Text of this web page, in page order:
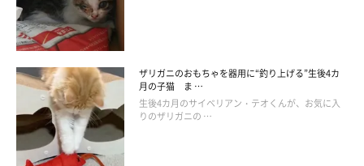
ザリガニのおもちゃを器用に“釣り上げる”生後4カ
月の子猫 ま …
生後4カ月のサイベリアン・テオくんが、お気に入
りのザリガニの …